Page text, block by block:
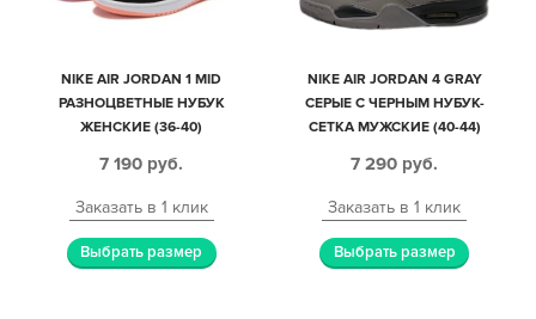
NIKE AIR JORDAN 1 MID
РАЗНОЦВЕТНЫЕ НУБУК
ЖЕНСКИЕ (36-40)
7 190 руб.
Заказать в 1 клик
Выбрать размер
NIKE AIR JORDAN 4 GRAY
СЕРЫЕ С ЧЕРНЫМ НУБУК-
СЕТКА МУЖСКИЕ (40-44)
7 290 руб.
Заказать в 1 клик
Выбрать размер